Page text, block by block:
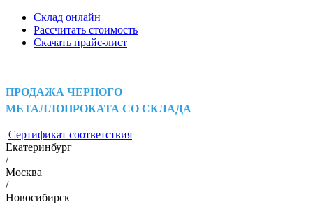
Склад онлайн
Рассчитать стоимость
Скачать прайс-лист
ПРОДАЖА ЧЕРНОГО
МЕТАЛЛОПРОКАТА СО СКЛАДА
Сертификат соответствия
Екатеринбург
/
Москва
/
Новосибирск